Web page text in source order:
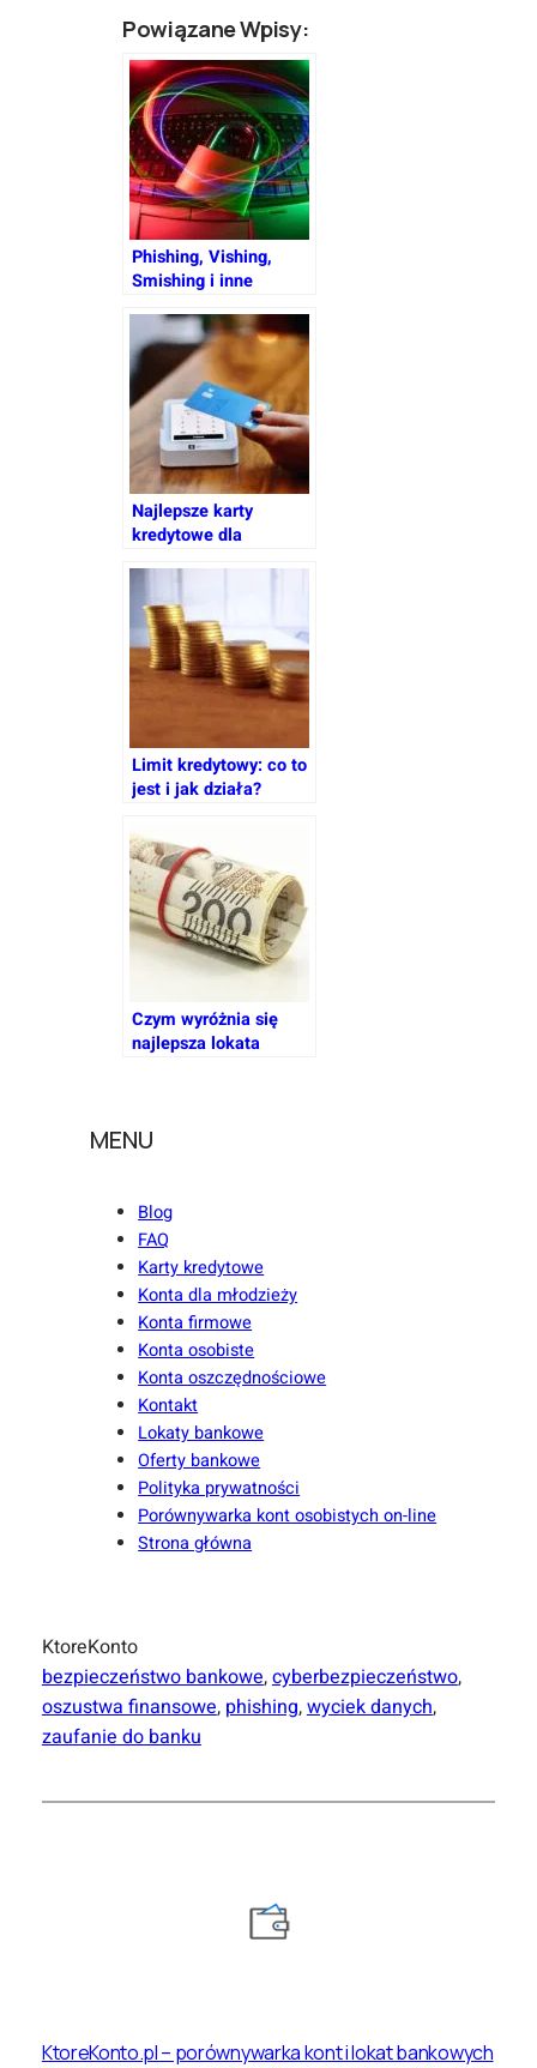
Powiązane Wpisy:
Phishing, Vishing,
Smishing i inne
przewodnik jak
chronić dane i
pieniądze na koncie
bankowym
Najlepsze karty
kredytowe dla
Limit kredytowy: co to
jest i jak działa?
Czym wyróżnia się
najlepsza lokata
MENU
Blog
FAQ
Karty kredytowe
Konta dla młodzieży
Konta firmowe
Konta osobiste
Konta oszczędnościowe
Kontakt
Lokaty bankowe
Oferty bankowe
Polityka prywatności
Porównywarka kont osobistych on-line
Strona główna
KtoreKonto
bezpieczeństwo bankowe, cyberbezpieczeństwo,
oszustwa finansowe, phishing, wyciek danych,
zaufanie do banku
KtoreKonto.pl – porównywarka kont i lokat bankowych